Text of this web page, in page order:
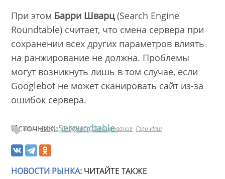
При этом Барри Шварц(Search Engine
Roundtable) считает, что смена сервера при
сохранении всех других параметров влиять
на ранжирование не должна. Проблемы
могут возникнуть лишь в том случае, если
Googlebot не может сканировать сайт из-за
ошибок сервера.
Источник:Seroundtable
Теги: Google Googlebot Сканирование Гэри Илш
НОВОСТИ РЫНКА: ЧИТАЙТЕ ТАКЖЕ